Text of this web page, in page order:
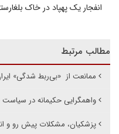
انفجار یک پهپاد در خاک
مطالب مرتبط
ممانعت از «بی‌ربط شدگی»
واهمگرایی حکیمانه در
پزشکیان، مشکلات پیش رو و